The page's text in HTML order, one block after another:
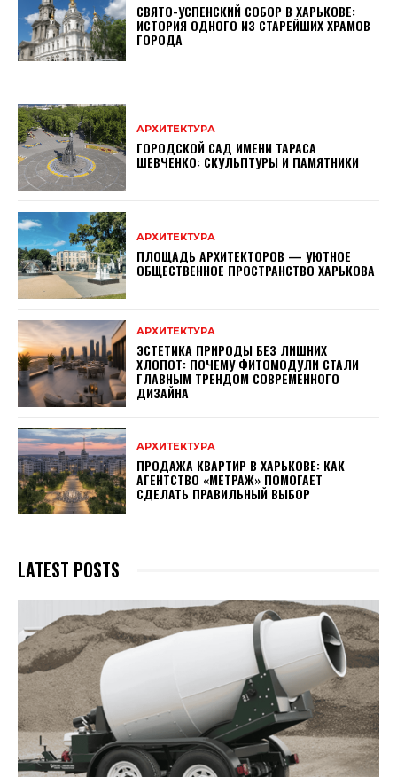
СВЯТО-УСПЕНСКИЙ СОБОР В ХАРЬКОВЕ:
ИСТОРИЯ ОДНОГО ИЗ СТАРЕЙШИХ ХРАМОВ
ГОРОДА
АРХИТЕКТУРА
ГОРОДСКОЙ САД ИМЕНИ ТАРАСА
ШЕВЧЕНКО: СКУЛЬПТУРЫ И ПАМЯТНИКИ
АРХИТЕКТУРА
ПЛОЩАДЬ АРХИТЕКТОРОВ — УЮТНОЕ
ОБЩЕСТВЕННОЕ ПРОСТРАНСТВО ХАРЬКОВА
АРХИТЕКТУРА
ЭСТЕТИКА ПРИРОДЫ БЕЗ ЛИШНИХ
ХЛОПОТ: ПОЧЕМУ ФИТОМОДУЛИ СТАЛИ
ГЛАВНЫМ ТРЕНДОМ СОВРЕМЕННОГО
ДИЗАЙНА
АРХИТЕКТУРА
ПРОДАЖА КВАРТИР В ХАРЬКОВЕ: КАК
АГЕНТСТВО «МЕТРАЖ» ПОМОГАЕТ
СДЕЛАТЬ ПРАВИЛЬНЫЙ ВЫБОР
LATEST POSTS